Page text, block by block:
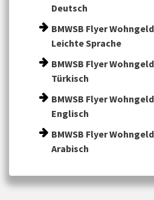
Deutsch
BMWSB Flyer
Leichte Sprache
BMWSB Flyer
Türkisch
BMWSB Flyer
Englisch
BMWSB Flyer
Arabisch